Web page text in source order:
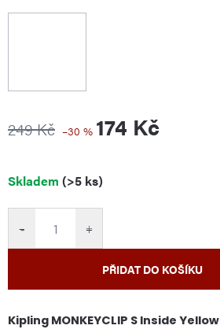
249 Kč –30 % 174 Kč
Měrná
Skladem (>5 ks)
+
−
PŘIDAT DO KOŠÍKU
Kipling MONKEYCLIP S Inside Yellow